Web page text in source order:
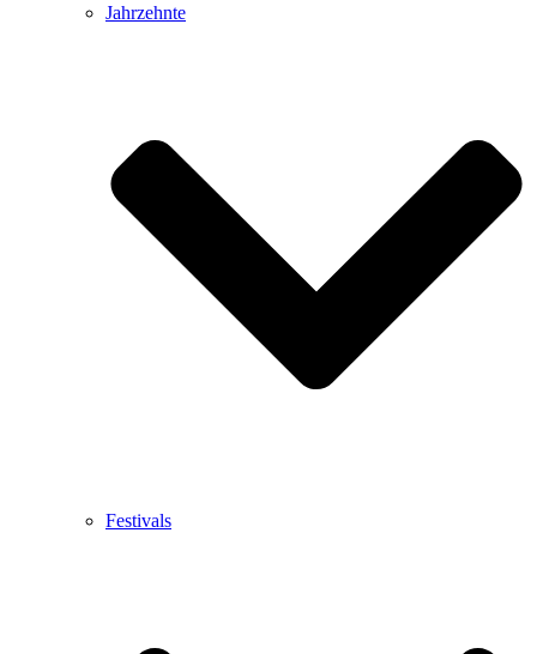
Jahrzehnte
Festivals